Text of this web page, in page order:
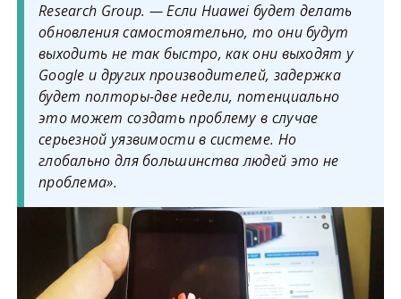
Research Group. — Если Huawei будет делать
обновления самостоятельно, то они будут
выходить не так быстро, как они выходят у
Google и других производителей, задержка
будет полторы-две недели, потенциально
это может создать проблему в случае
серьезной уязвимости в системе. Но
глобально для большинства людей это не
проблема».